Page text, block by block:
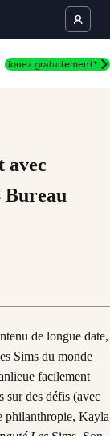
Jouez gratuitement*
avec
Bureau
de longue date,
Sims du monde
facilement
sur des défis (avec
philanthropie, Kayla